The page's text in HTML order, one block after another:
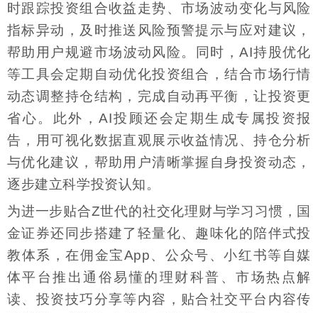
时跟踪投资组合收益走势、市场波动变化与风险
指标异动，及时推送风险预警提示与应对建议，
帮助用户规避市场波动风险。同时，AI持股优化
等工具会定期自动优化投资组合，结合市场行情
动态调整持仓结构，完成自动再平衡，让投资更
省心。此外，AI投顾还会定期生成专属投资报
告，用可视化数据直观展示收益情况、持仓分析
与优化建议，帮助用户清晰掌握自身投资动态，
逐步建立科学投资认知。
为进一步贴合Z世代的社交化理财与学习习惯，国
金证券还同步搭建了轻量化、趣味化的陪伴式投
教体系，在佣金宝App、公众号、小红书等自媒
体平台推出通俗易懂的理财科普、市场热点解
读、投资技巧分享等内容，贴合社交平台内容传